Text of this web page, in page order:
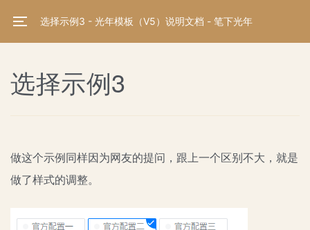
选择示例3 - 光年模板（V5）说明文档 - 笔下光年
选择示例3
做这个示例同样因为网友的提问，跟上一个区别不大，就是
做了样式的调整。